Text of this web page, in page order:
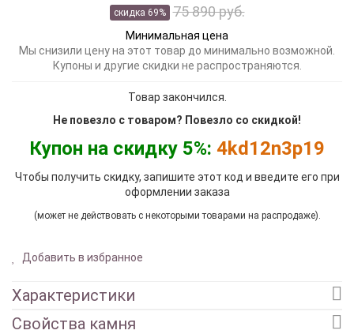
скидка 69% 75 890 руб.
Минимальная цена
Мы снизили цену на этот товар до минимально возможной.
Купоны и другие скидки не распространяются.
Товар закончился.
Не повезло с товаром? Повезло со скидкой!
Купон на скидку 5%: 4kd12n3p19
Чтобы получить скидку, запишите этот код и введите его при
оформлении заказа
(может не действовать с некоторыми товарами на распродаже).
Добавить в избранное
Характеристики
Свойства камня